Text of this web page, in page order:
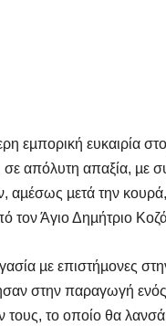
εµπορική ευκαιρία
σε απόλυτη απαξία, µε
αµέσως µετά την
τον Άγιο Δηµήτριο
µε επιστήµονες
στην παραγωγή ενός
τους, το οποίο θα